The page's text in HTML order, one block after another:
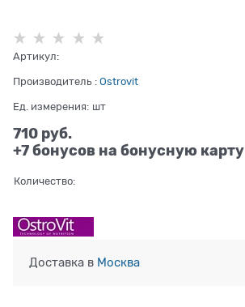
Артикул:
Производитель : Ostrovit
Ед. измерения: шт
710 руб.
+7 бонусов на бонусную карту
Количество:
Доставка в Москва